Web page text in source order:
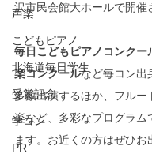
声楽
こどもピアノ
北海道毎日学生
受賞記念
学コン
PR
沢市民会館大ホールで開催
毎日こどもピアノコンクー
楽コンクールなど毎コン出
多数出演するほか、フルー
楽など、多彩なプログラム
ます。お近くの方はぜひお